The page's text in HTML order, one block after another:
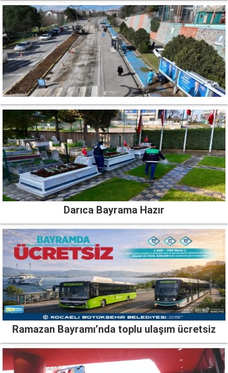
Darıca Bayrama Hazır
Ramazan Bayramı’nda toplu ulaşım ücretsiz